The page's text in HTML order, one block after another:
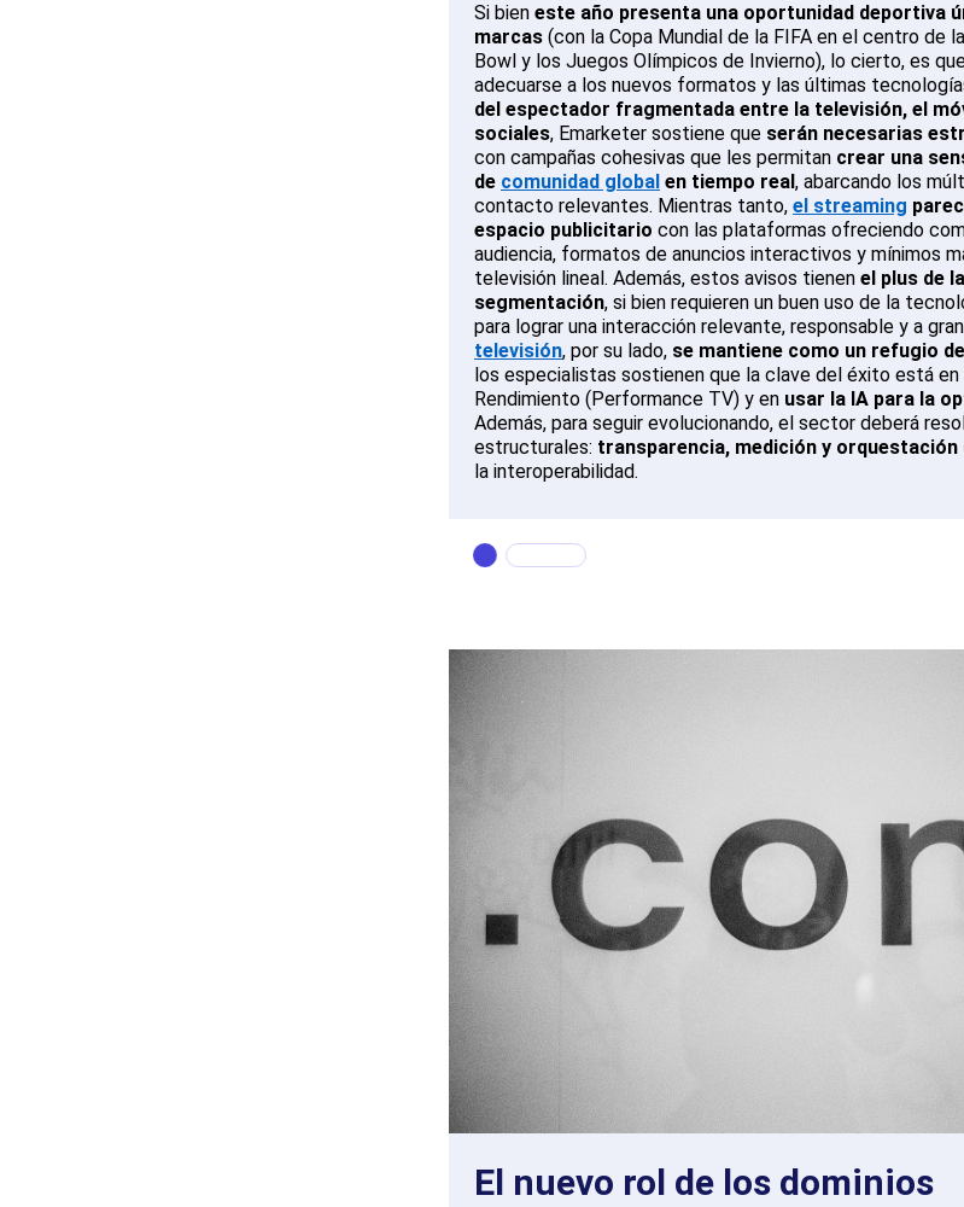
Si bien este año presenta una oportunidad deportiva
marcas (con la Copa Mundial de la FIFA en el centro de
Bowl y los Juegos Olímpicos de Invierno), lo cierto, es
adecuarse a los nuevos formatos y las últimas
del espectador fragmentada entre la televisión, el
sociales, Emarketer sostiene que serán necesarias
con campañas cohesivas que les permitan crear una
de comunidad global en tiempo real, abarcando los
contacto relevantes. Mientras tanto, el streaming
espacio publicitario con las plataformas ofreciendo
audiencia, formatos de anuncios interactivos y mínimos
televisión lineal. Además, estos avisos tienen el plus de
segmentación, si bien requieren un buen uso de la
para lograr una interacción relevante, responsable y a
televisión, por su lado, se mantiene como un refugio
los especialistas sostienen que la clave del éxito está en
Rendimiento (Performance TV) y en usar la IA para la
Además, para seguir evolucionando, el sector deberá
estructurales: transparencia, medición y orquestación
la interoperabilidad.
El nuevo rol de los dominios